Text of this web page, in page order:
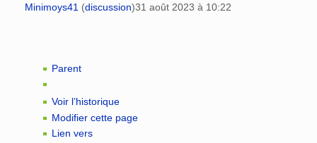
Minimoys41 (discussion)31 août 2023 à 10:22
Parent
Voir l’historique
Modifier cette page
Lien vers